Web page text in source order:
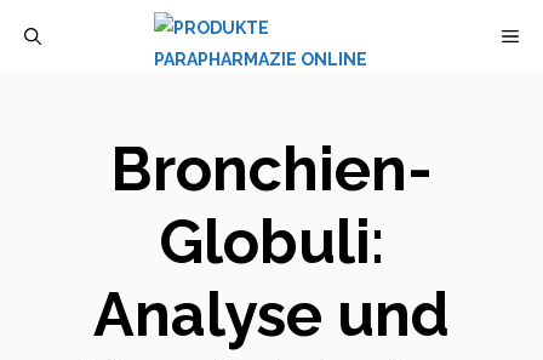
Bronchien-
Globuli:
Analyse und